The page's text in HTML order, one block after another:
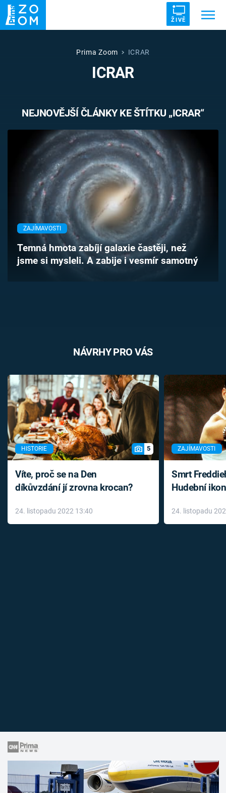
ŽIVĚ
UFO DRUHÁ SVĚTOVÁ VÁLKA
VETŘELCI DÁVNOVĚKU
Témata
Témata
Pořady
TV Program
Časopis
Sledujte prima+
Prima Zoom ICRAR
ICRAR
NEJNOVĚJŠÍ ČLÁNKY KE ŠTÍTKU „ICRAR“
ZAJÍMAVOSTI
Temná hmota zabíjí galaxie častěji, než
jsme si mysleli. A zabije i vesmír samotný
NÁVRHY PRO VÁS
HISTORIE 5
Víte, proč se na Den
díkůvzdání jí zrovna krocan?
24. listopadu 2022 13:40
ZAJÍMAVOSTI
Smrt
Hudební
léky
24. listopadu